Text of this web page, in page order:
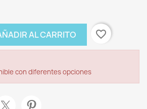
AL CARRITO favorite_border
con diferentes opciones